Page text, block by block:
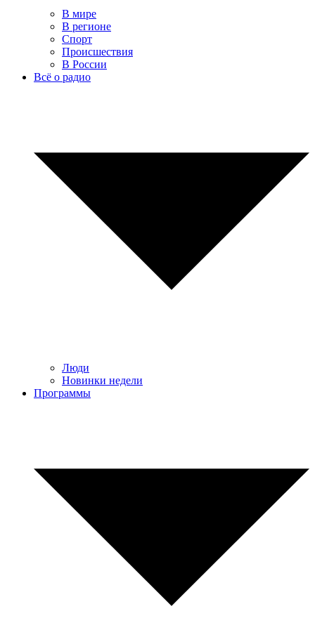
В мире
В регионе
Спорт
Происшествия
В России
Всё о радио
Люди
Новинки недели
Программы